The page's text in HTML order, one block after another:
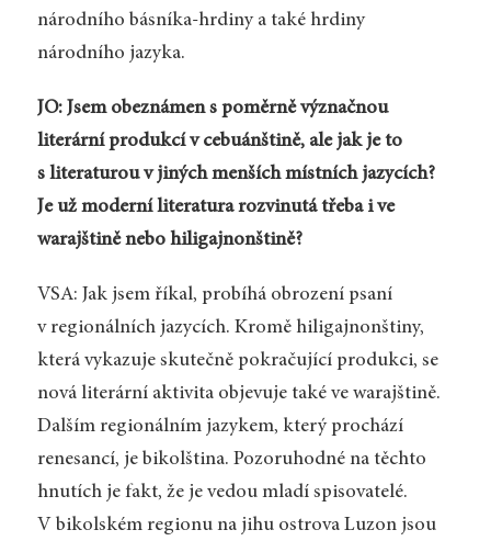
národního básníka-hrdiny a také hrdiny
národního jazyka.
JO: Jsem obeznámen s poměrně význačnou
literární produkcí v cebuánštině, ale jak je to
s literaturou v jiných menších místních jazycích?
Je už moderní literatura rozvinutá třeba i ve
warajštině nebo hiligajnonštině?
VSA: Jak jsem říkal, probíhá obrození psaní
v regionálních jazycích. Kromě hiligajnonštiny,
která vykazuje skutečně pokračující produkci, se
nová literární aktivita objevuje také ve warajštině.
Dalším regionálním jazykem, který prochází
renesancí, je bikolština. Pozoruhodné na těchto
hnutích je fakt, že je vedou mladí spisovatelé.
V bikolském regionu na jihu ostrova Luzon jsou